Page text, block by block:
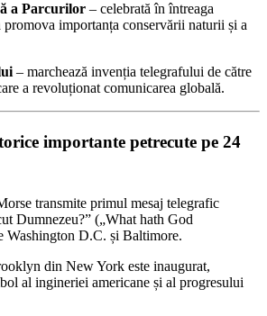
a Parcurilor – celebrată în întreaga
promova importanța conservării naturii și a
– marchează invenția telegrafului de către
a revoluționat comunicarea globală.
importante petrecute pe 24
transmite primul mesaj telegrafic
Dumnezeu?” („What hath God
Washington D.C. și Baltimore.
din New York este inaugurat,
al ingineriei americane și al progresului